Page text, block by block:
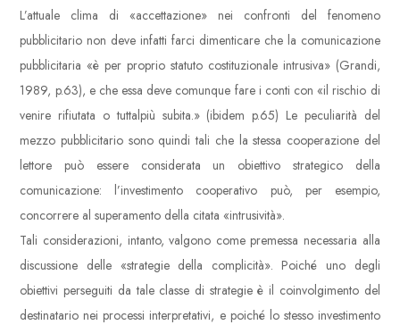
L’attuale clima di «accettazione» nei confronti del fenomeno
pubblicitario non deve infatti farci dimenticare che la comunicazione
pubblicitaria «è per proprio statuto costituzionale intrusiva» (Grandi,
1989, p.63), e che essa deve comunque fare i conti con «il rischio di
venire rifiutata o tuttalpiù subita.» (ibidem p.65) Le peculiarità del
mezzo pubblicitario sono quindi tali che la stessa cooperazione del
lettore può essere considerata un obiettivo strategico della
comunicazione: l’investimento cooperativo può, per esempio,
concorrere al superamento della citata «intrusività».
Tali considerazioni, intanto, valgono come premessa necessaria alla
discussione delle «strategie della complicità». Poiché uno degli
obiettivi perseguiti da tale classe di strategie è il coinvolgimento del
destinatario nei processi interpretativi, e poiché lo stesso investimento